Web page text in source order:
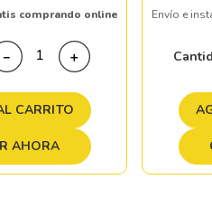
comprando online
＋
－
CARRITO
AHORA
Envío e